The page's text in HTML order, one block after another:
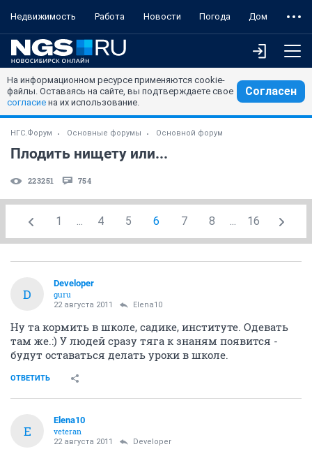
Недвижимость Работа Новости Погода Дом
На информационном ресурсе применяются cookie-
файлы. Оставаясь на сайте, вы подтверждаете свое
согласие на их использование.
Согласен
НГС.Форум Основные форумы Основной форум
Плодить нищету или...
223251 754
1 ... 4 5 6 7 8 ... 16
D
Developer
guru
22 августа 2011 Elena10
Ну та кормить в школе, садике, институте. Одевать
там же.:) У людей сразу тяга к знаням появится -
будут оставаться делать уроки в школе.
ОТВЕТИТЬ
E
Elena10
veteran
22 августа 2011 Developer